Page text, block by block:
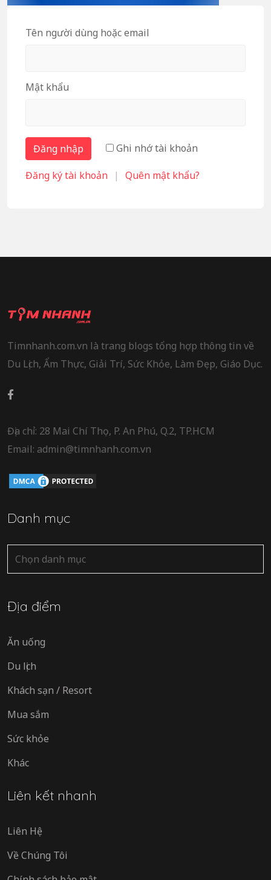
Tên người dùng hoặc email
Mật khẩu
Đăng nhập Ghi nhớ tài khoản
Đăng ký tài khoản | Quên mật khẩu?
Timnhanh.com.vn là trang blogs tổng hợp thông tin về
Du Lịch, Ẩm Thực, Giải Trí, Sức Khỏe, Làm Đẹp, Giáo Dục.
Địa chỉ: 28 Mai Chí Thọ, P. An Phú, Q.2, TP.HCM
Email: admin@timnhanh.com.vn
Danh mục
Địa điểm
Ăn uống
Du lịch
Khách sạn / Resort
Mua sắm
Sức khỏe
Khác
Liên kết nhanh
Liên Hệ
Về Chúng Tôi